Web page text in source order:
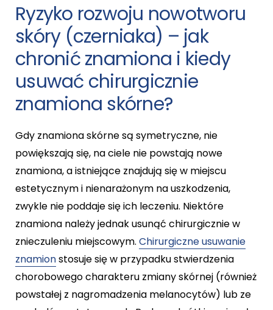
Ryzyko rozwoju nowotworu
skóry (czerniaka) – jak
chronić znamiona i kiedy
usuwać chirurgicznie
znamiona skórne?
Gdy znamiona skórne są symetryczne, nie
powiększają się, na ciele nie powstają nowe
znamiona, a istniejące znajdują się w miejscu
estetycznym i nienarażonym na uszkodzenia,
zwykle nie poddaje się ich leczeniu. Niektóre
znamiona należy jednak usunąć chirurgicznie w
znieczuleniu miejscowym. Chirurgiczne usuwanie
znamionstosuje się w przypadku stwierdzenia
chorobowego charakteru zmiany skórnej (również
powstałej z nagromadzenia melanocytów) lub ze